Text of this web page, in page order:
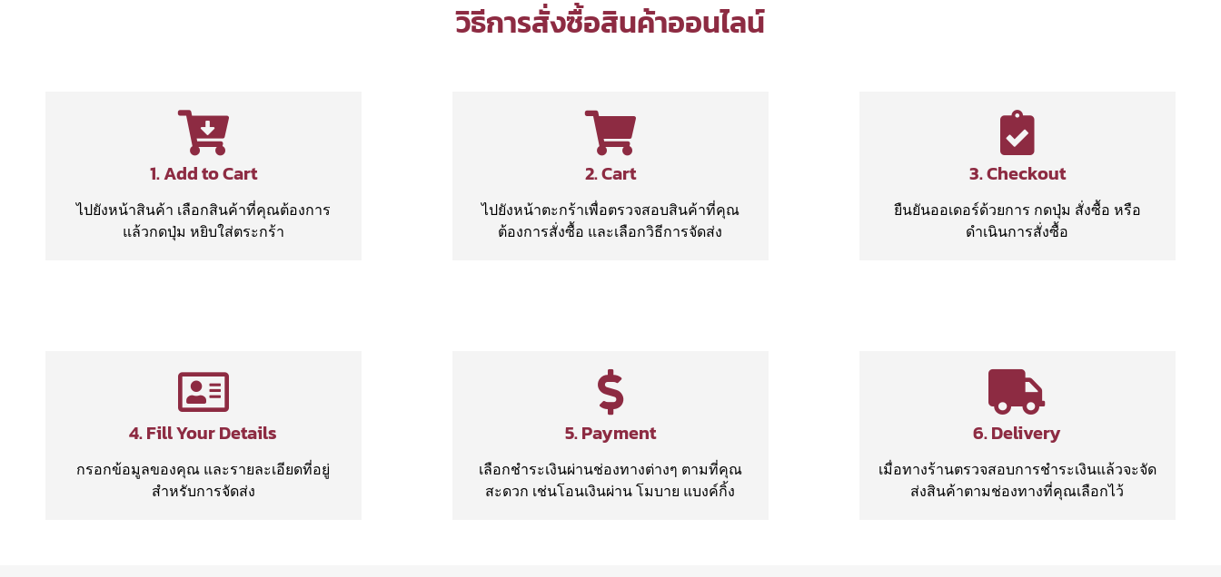
วิธีการสั่งซื้อสินค้าออนไลน์
1. Add to Cart
ไปยังหน้าสินค้า เลือกสินค้าที่คุณต้องการ
แล้วกดปุ่ม หยิบใส่ตระกร้า
2. Cart
ไปยังหน้าตะกร้าเพื่อตรวจสอบสินค้าที่คุณ
ต้องการสั่งซื้อ และเลือกวิธีการจัดส่ง
3. Checkout
ยืนยันออเดอร์ด้วยการ กดปุ่ม สั่งซื้อ หรือ
ดำเนินการสั่งซื้อ
4. Fill Your Details
กรอกข้อมูลของคุณ และรายละเอียดที่อยู่
สำหรับการจัดส่ง
5. Payment
เลือกชำระเงินผ่านช่องทางต่างๆ ตามที่คุณ
สะดวก เช่นโอนเงินผ่าน โมบาย แบงค์กิ้ง
6. Delivery
เมื่อทางร้านตรวจสอบการชำระเงินแล้วจะจัด
ส่งสินค้าตามช่องทางที่คุณเลือกไว้